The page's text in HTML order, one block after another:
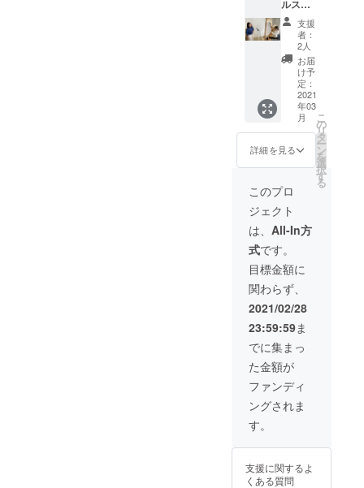
ルス
テッ
カー+オ
リジナ
ルキー
ホル
ダー+オ
リジナ
ルエコ
バッグ
+御礼ビ
デオ
メッ
セージ
のスペ
シャル
コー
ス。
支援
者：
2人
お届
け予
定：
2021
年03
月
詳細を見る
こ
の
リ
タ
ー
ン
を
選
択
す
る
このプロ
ジェクト
は、 All-In方
式です。
目標金額に
関わらず、
2021/02/28
23:59:59ま
でに集まっ
た金額が
ファンディ
ングされま
す。
支援に関するよ
くある質問